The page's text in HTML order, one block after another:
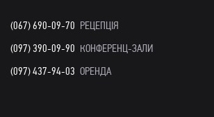
(067) 690-09-70 РЕЦЕПЦІЯ
(097) 390-09-90 КОНФЕРЕНЦ-ЗАЛИ
(097) 437-94-03 ОРЕНДА